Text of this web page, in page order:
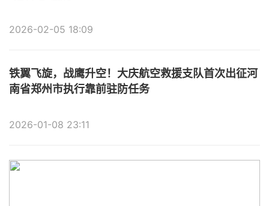
2026-02-05 18:09
铁翼飞旋，战鹰升空！大庆航空救援支队首次出征河
南省郑州市执行靠前驻防任务
2026-01-08 23:11